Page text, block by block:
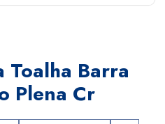
Toalha Barra
Plena Cr